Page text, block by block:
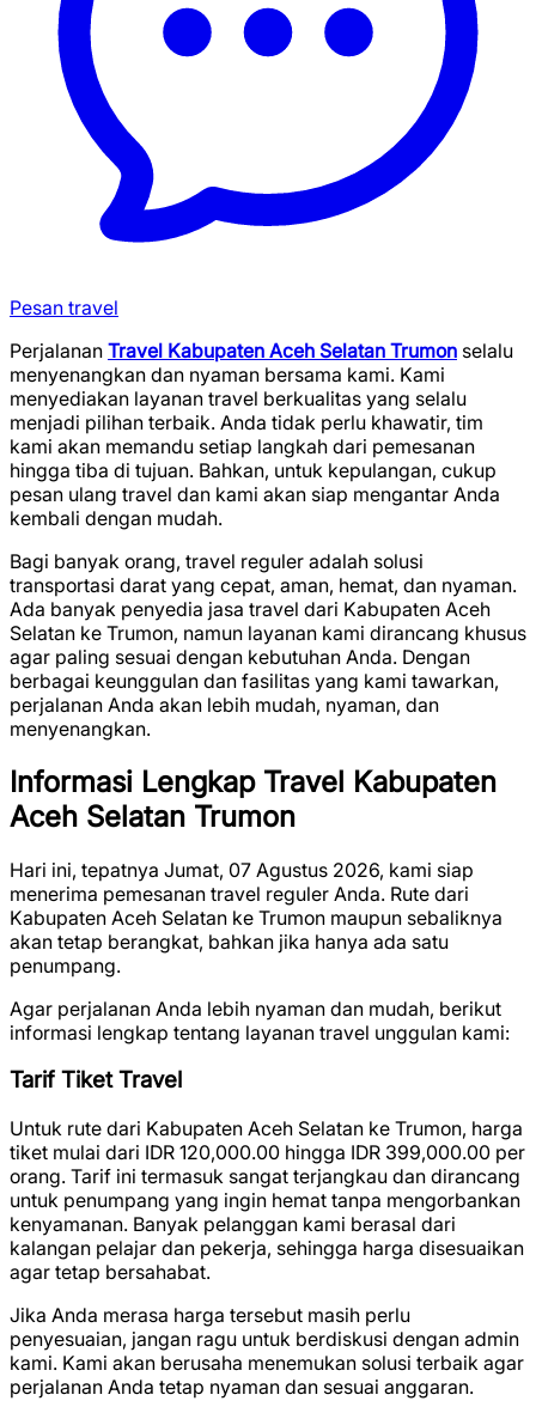
Pesan travel
Perjalanan Travel Kabupaten Aceh Selatan Trumon selalu
menyenangkan dan nyaman bersama kami. Kami
menyediakan layanan travel berkualitas yang selalu
menjadi pilihan terbaik. Anda tidak perlu khawatir, tim
kami akan memandu setiap langkah dari pemesanan
hingga tiba di tujuan. Bahkan, untuk kepulangan, cukup
pesan ulang travel dan kami akan siap mengantar Anda
kembali dengan mudah.
Bagi banyak orang, travel reguler adalah solusi
transportasi darat yang cepat, aman, hemat, dan nyaman.
Ada banyak penyedia jasa travel dari Kabupaten Aceh
Selatan ke Trumon, namun layanan kami dirancang khusus
agar paling sesuai dengan kebutuhan Anda. Dengan
berbagai keunggulan dan fasilitas yang kami tawarkan,
perjalanan Anda akan lebih mudah, nyaman, dan
menyenangkan.
Informasi Lengkap Travel Kabupaten
Aceh Selatan Trumon
Hari ini, tepatnya Jumat, 07 Agustus 2026, kami siap
menerima pemesanan travel reguler Anda. Rute dari
Kabupaten Aceh Selatan ke Trumon maupun sebaliknya
akan tetap berangkat, bahkan jika hanya ada satu
penumpang.
Agar perjalanan Anda lebih nyaman dan mudah, berikut
informasi lengkap tentang layanan travel unggulan kami:
Tarif Tiket Travel
Untuk rute dari Kabupaten Aceh Selatan ke Trumon, harga
tiket mulai dari IDR 120,000.00 hingga IDR 399,000.00 per
orang. Tarif ini termasuk sangat terjangkau dan dirancang
untuk penumpang yang ingin hemat tanpa mengorbankan
kenyamanan. Banyak pelanggan kami berasal dari
kalangan pelajar dan pekerja, sehingga harga disesuaikan
agar tetap bersahabat.
Jika Anda merasa harga tersebut masih perlu
penyesuaian, jangan ragu untuk berdiskusi dengan admin
kami. Kami akan berusaha menemukan solusi terbaik agar
perjalanan Anda tetap nyaman dan sesuai anggaran.